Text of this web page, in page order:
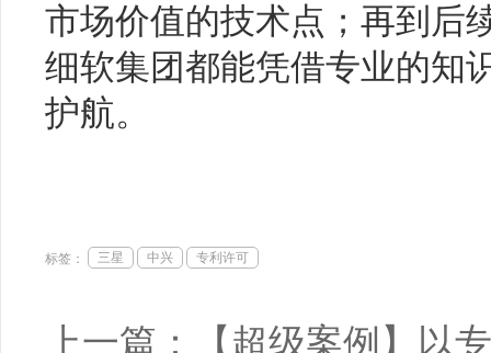
市场价值的技术点；再到后
细软集团都能凭借专业的知
护航。
标签： 三星 中兴 专利许可
上一篇： 【超级案例】以